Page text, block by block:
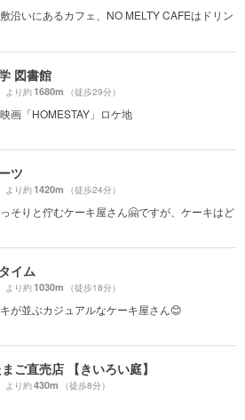
沿いにあるカフェ、NO MELTY CAFEはドリン
図書館
より約1680m （徒歩29分）
画「HOMESTAY」ロケ地
ツ
より約1420m （徒歩24分）
そりと佇むケーキ屋さん🤗ですが、ケーキはど
イム
より約1030m （徒歩18分）
が並ぶカジュアルなケーキ屋さん😊
ご直売店 【きいろい庭】
より約430m （徒歩8分）